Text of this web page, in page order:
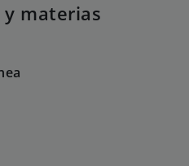
y materias